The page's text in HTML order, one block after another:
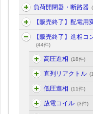
負荷開閉器・断路器
【販売終了】配電用
【販売終了】進相コ
(44件)
高圧進相 (18件)
直列リアクトル
低圧進相 (11件)
放電コイル (3件)